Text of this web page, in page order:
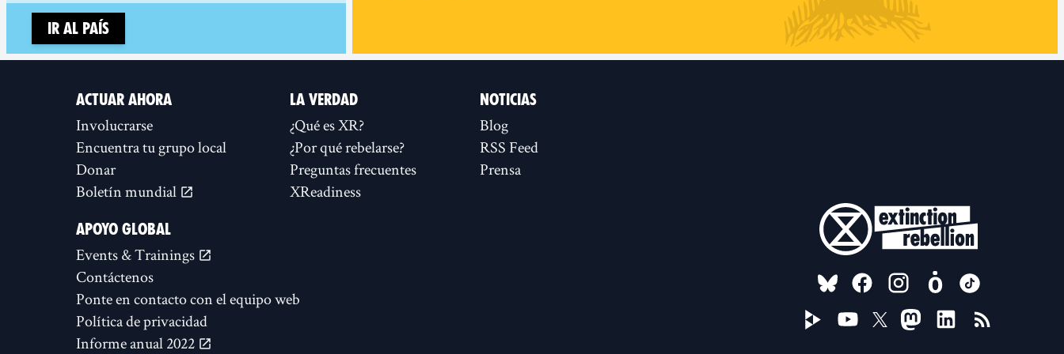
Ir al país
ACTUAR AHORA
Involucrarse
Encuentra tu grupo local
Donar
Boletín mundial
LA VERDAD
¿Qué es XR?
¿Por qué rebelarse?
Preguntas frecuentes
XReadiness
NOTICIAS
Blog
RSS Feed
Prensa
APOYO GLOBAL
Events & Trainings
Contáctenos
Ponte en contacto con el equipo web
Política de privacidad
Informe anual 2022
FOLLOW US ON